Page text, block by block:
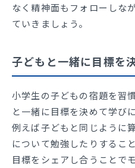
なく精神面もフォローしな
ていきましょう。
子どもと一緒に目標を
小学生の子どもの宿題を習
と一緒に目標を決めて学び
例えば子どもと同じように
について勉強したりするこ
目標をシェアし合うことで